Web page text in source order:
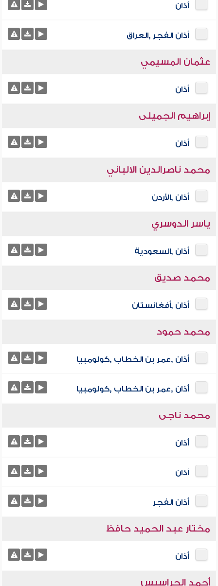
أذان
أذان الفجر ,العراق
عثمان المسيمي
أذان
إبراهيم الجميلى
أذان
محمد ناصرالدين الالباني
أذان ,الأردن
ياسر الدوسري
أذان ,السعودية
محمد صديق
أذان ,أفغانستان
محمد حمود
أذان ,عمر بن الخطاب ,كولومبيا
أذان ,عمر بن الخطاب ,كولومبيا
محمد ناجى
أذان
أذان
أذان الفجر
مختار عبد الحميد حافظ
أذان
أحمد الحراسيس